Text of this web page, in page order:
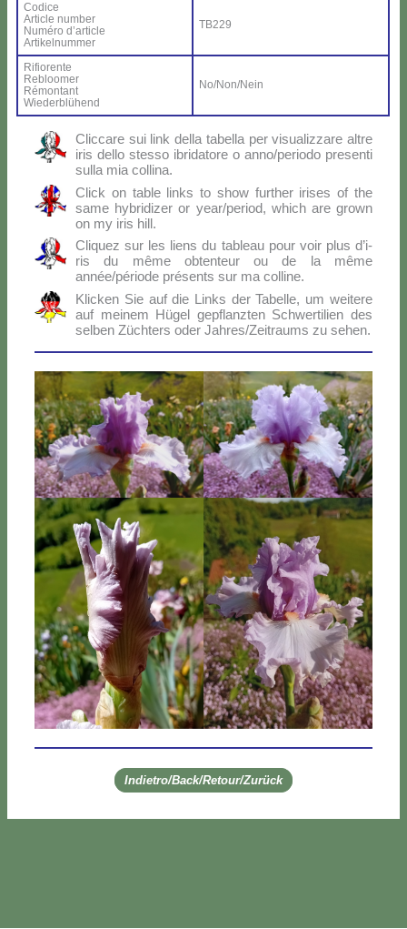
Co­di­ce
Ar­ti­cle num­ber
Nu­mé­ro d’ar­ti­cle
Ar­ti­kel­num­mer
TB229
Ri­fio­ren­te
Re­bloo­mer
Ré­mon­tant
Wie­der­blü­hend
No/Non/Nein
Clic­ca­re sui link del­la ta­bel­la per vi­sua­liz­za­re al­tre
iris del­lo stes­so ibri­da­to­re o anno/periodo pre­sen­ti
sul­la mia col­li­na.
Click on ta­ble links to show fur­ther iri­ses of the
sa­me hy­bri­di­zer or year/period, which are gro­wn
on my iris hill.
Cli­quez sur les liens du ta­bleau pour voir plus d’i­
ris du mê­me ob­ten­teur ou de la mê­me
année/période pré­sen­ts sur ma col­li­ne.
Klic­ken Sie auf die Links der Ta­bel­le, um wei­te­re
auf mei­nem Hü­gel ge­p­flanz­ten Sch­wer­ti­lien des
sel­ben Zü­ch­ters oder Jahres/Zeitraums zu se­hen.
Indietro/Back/Retour/Zurück